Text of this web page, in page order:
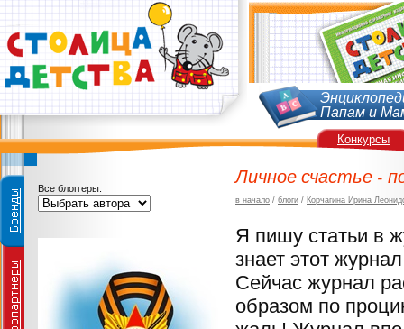
Папам и
Личное счастье -
в начало / блоги / Корчагина Ирина
Я пишу статьи в
знает этот
Сейчас журнал
образом по
Все блоггеры:
Конкурсы